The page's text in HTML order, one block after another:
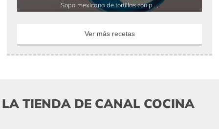
Sopa mexicana de tortillas con p ...
Ver más recetas
LA TIENDA DE CANAL COCINA